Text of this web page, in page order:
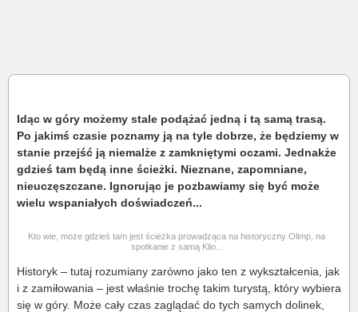
Idąc w góry możemy stale podążać jedną i tą samą trasą.
Po jakimś czasie poznamy ją na tyle dobrze, że będziemy w
stanie przejść ją niemalże z zamkniętymi oczami. Jednakże
gdzieś tam będą inne ścieżki. Nieznane, zapomniane,
nieuczęszczane. Ignorując je pozbawiamy się być może
wielu wspaniałych doświadczeń...
Kto wie, może gdzieś tam jest ścieżka prowadząca na historyczny Olimp, na
spotkanie z samą Klio...
Historyk – tutaj rozumiany zarówno jako ten z wykształcenia, jak
i z zamiłowania – jest właśnie trochę takim turystą, który wybiera
się w góry. Może cały czas zaglądać do tych samych dolinek,